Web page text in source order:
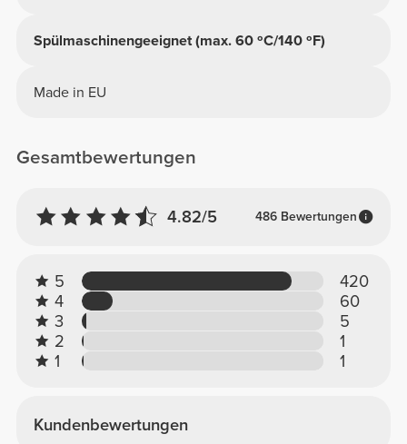
Spülmaschinengeeignet (max. 60 ºC/140 ºF)
Made in EU
Gesamtbewertungen
4.82/5 486 Bewertungen
5
420
4
60
3
5
2
1
1
1
Kundenbewertungen